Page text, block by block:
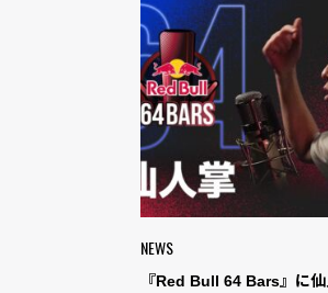
NEWS
『Red Bull 64 Bars』に